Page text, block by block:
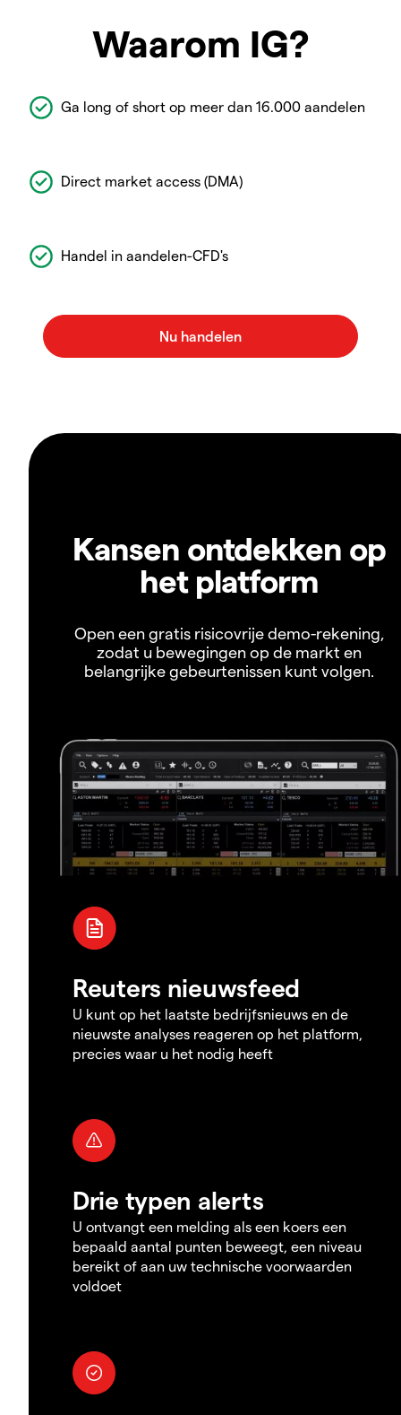
Waarom IG?
Ga long of short op meer dan 16.000 aandelen
Direct market access (DMA)
Handel in aandelen-CFD's
Kansen ontdekken op
het platform
Open een gratis risicovrije demo-rekening,
zodat u bewegingen op de markt en
belangrijke gebeurtenissen kunt volgen.
Reuters nieuwsfeed
U kunt op het laatste bedrijfsnieuws en de
nieuwste analyses reageren op het platform,
precies waar u het nodig heeft
Drie typen alerts
U ontvangt een melding als een koers een
bepaald aantal punten beweegt, een niveau
bereikt of aan uw technische voorwaarden
voldoet